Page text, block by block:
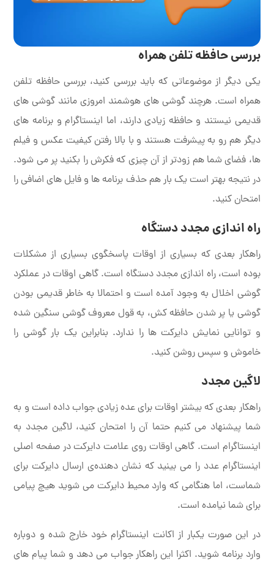
بررسی حافظه تلفن همراه
یکی دیگر از موضوعاتی که باید بررسی کنید، بررسی حافظه تلفن
همراه است. هرچند گوشی های هوشمند امروزی مانند گوشی های
قدیمی نیستند و حافظه زیادی دارند، اما اینستاگرام و برنامه های
دیگر هم رو به پیشرفت هستند و با بالا رفتن کیفیت عکس و فیلم
ها، فضای شما هم زودتر از آن چیزی که فکرش را بکنید پر می شود.
در نتیجه بهتر است یک بار هم حذف برنامه ها و فایل های اضافی را
امتحان کنید.
راه اندازی مجدد دستگاه
راهکار بعدی که بسیاری از اوقات پاسخگوی بسیاری از مشکلات
بوده است، راه اندازی مجدد دستگاه است. گاهی اوقات در عملکرد
گوشی اخلال به وجود آمده است و احتمالا به خاطر قدیمی بودن
گوشی یا پر شدن حافظه کش، به قول معروف گوشی سنگین شده
و توانایی نمایش دایرکت ها را ندارد. بنابراین یک بار گوشی را
خاموش و سپس روشن کنید.
لاگین مجدد
راهکار بعدی که بیشتر اوقات برای عده زیادی جواب داده است و به
شما پیشنهاد می کنیم حتما آن را امتحان کنید، لاگین مجدد به
اینستاگرام است. گاهی اوقات روی علامت دایرکت در صفحه اصلی
اینستاگرام عدد را می بینید که نشان دهنده‌ی ارسال دایرکت برای
شماست، اما هنگامی که وارد محیط دایرکت می شوید هیچ پیامی
برای شما نیامده است.
در این صورت یکبار از اکانت اینستاگرام خود خارج شده و دوباره
وارد برنامه شوید. اکثرا این راهکار جواب می دهد و شما پیام های